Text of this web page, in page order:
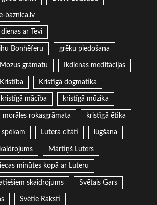
baznica.lv
ar Tevi
Bonhēferu grēku piedošana
grāmatu Ikdienas meditācijas
Kristība Kristīgā dogmatika
kristīgā mācība kristīgā mūzika
rokasgrāmata kristīgā ētika
Lutera citāti lūgšana
Mārtiņš Luters
minūtes kopā ar Luteru
skaidrojums Svētais Gars
Svētie Raksti